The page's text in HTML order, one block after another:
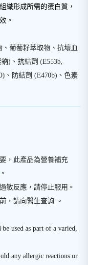
織形成所需的蛋白質，
。
、葡萄籽萃取物、抗壞血
)、抗結劑 (E553b,
、防結劑 (E470b)、色素
，此產品為營養補充
敏反應，請停止服用。
，請向醫生查詢 。
used as part of a varied,
any allergic reactions or